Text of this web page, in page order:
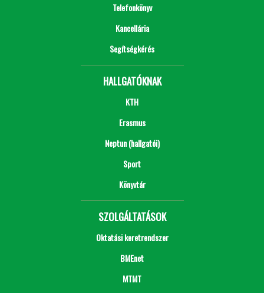
Telefonkönyv
Kancellária
Segítségkérés
HALLGATÓKNAK
KTH
Erasmus
Neptun (hallgatói)
Sport
Könyvtár
SZOLGÁLTATÁSOK
Oktatási keretrendszer
BMEnet
MTMT